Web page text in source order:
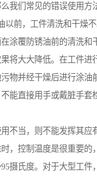
我们常见的错误使用方
以前，工件清洗和干燥不
涂覆防锈油前的清洗和
将大大降低。在工件进
物并经干燥后进行涂油
能直接用手或戴脏手套
不当，则不能发挥其应
，控制温度是很重要的
摄氏度。对于大型工件